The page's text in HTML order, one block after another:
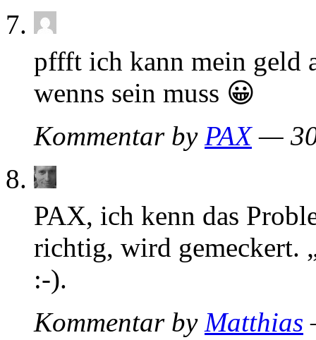
pffft ich kann mein geld
wenns sein muss 😀
Kommentar by PAX—
PAX, ich kenn das
richtig, wird gemeckert.
:-).
Kommentar by Matthias